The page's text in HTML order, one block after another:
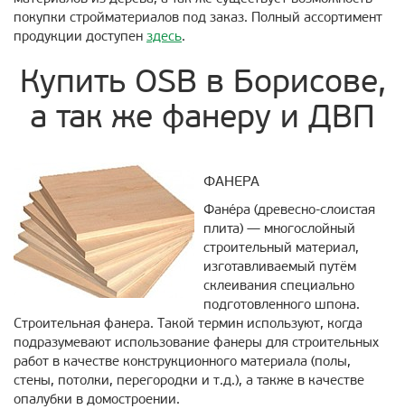
покупки стройматериалов под заказ. Полный ассортимент
продукции доступен здесь.
Купить OSB в Борисове,
а так же фанеру и ДВП
ФАНЕРА
Фане́ра (древесно-слоистая
плита) — многослойный
строительный материал,
изготавливаемый путём
склеивания специально
подготовленного шпона.
Строительная фанера. Такой термин используют, когда
подразумевают использование фанеры для строительных
работ в качестве конструкционного материала (полы,
стены, потолки, перегородки и т.д.), а также в качестве
опалубки в домостроении.